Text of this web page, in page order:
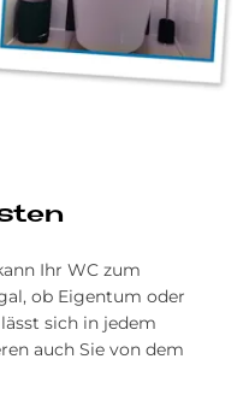
Ihr WC zum
ob Eigentum oder
sich in jedem
auch Sie von dem